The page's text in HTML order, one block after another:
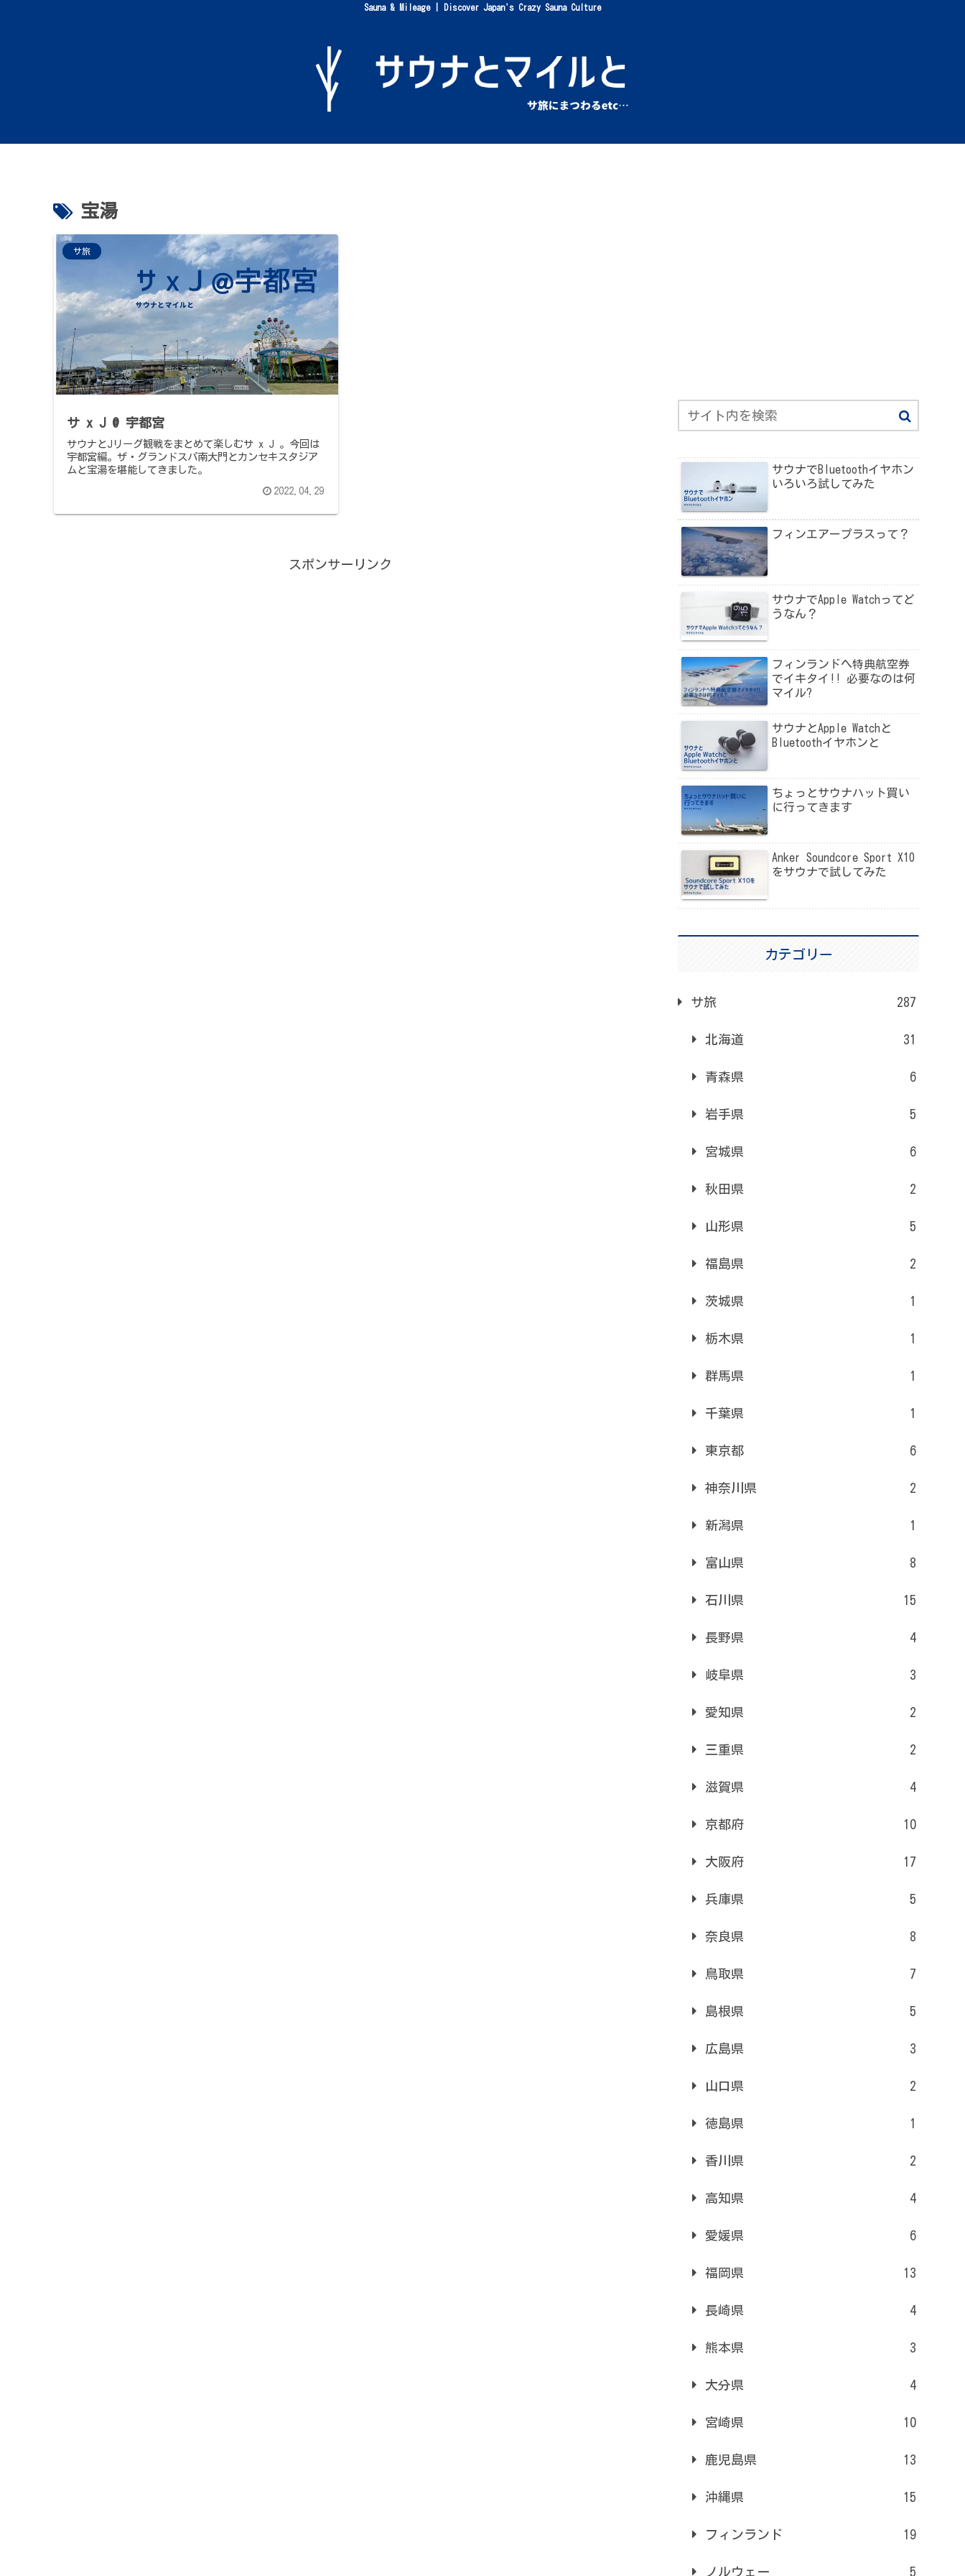
Sauna & Mileage | Discover Japan's Crazy Sauna Culture
宝湯
サ旅
サ x J @ 宇都宮
サウナとJリーグ観戦をまとめて楽しむサ x J 。今回は
宇都宮編。ザ・グランドスパ南大門とカンセキスタジア
ムと宝湯を堪能してきました。
2022.04.29
スポンサーリンク
サウナでBluetoothイヤホン
いろいろ試してみた
フィンエアープラスって？
サウナでApple Watchってど
うなん？
フィンランドへ特典航空券
でイキタイ!! 必要なのは何
マイル?
サウナとApple Watchと
Bluetoothイヤホンと
ちょっとサウナハット買い
に行ってきます
Anker Soundcore Sport X10
をサウナで試してみた
カテゴリー
サ旅 287
北海道 31
青森県 6
岩手県 5
宮城県 6
秋田県 2
山形県 5
福島県 2
茨城県 1
栃木県 1
群馬県 1
千葉県 1
東京都 6
神奈川県 2
新潟県 1
富山県 8
石川県 15
長野県 4
岐阜県 3
愛知県 2
三重県 2
滋賀県 4
京都府 10
大阪府 17
兵庫県 5
奈良県 8
鳥取県 7
島根県 5
広島県 3
山口県 2
徳島県 1
香川県 2
高知県 4
愛媛県 6
福岡県 13
長崎県 4
熊本県 3
大分県 4
宮崎県 10
鹿児島県 13
沖縄県 15
フィンランド 19
ノルウェー 5